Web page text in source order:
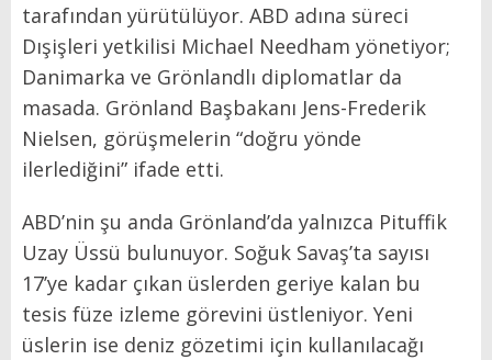
tarafından yürütülüyor. ABD adına süreci
Dışişleri yetkilisi Michael Needham yönetiyor;
Danimarka ve Grönlandlı diplomatlar da
masada. Grönland Başbakanı Jens-Frederik
Nielsen, görüşmelerin “doğru yönde
ilerlediğini” ifade etti.
ABD’nin şu anda Grönland’da yalnızca Pituffik
Uzay Üssü bulunuyor. Soğuk Savaş’ta sayısı
17’ye kadar çıkan üslerden geriye kalan bu
tesis füze izleme görevini üstleniyor. Yeni
üslerin ise deniz gözetimi için kullanılacağı